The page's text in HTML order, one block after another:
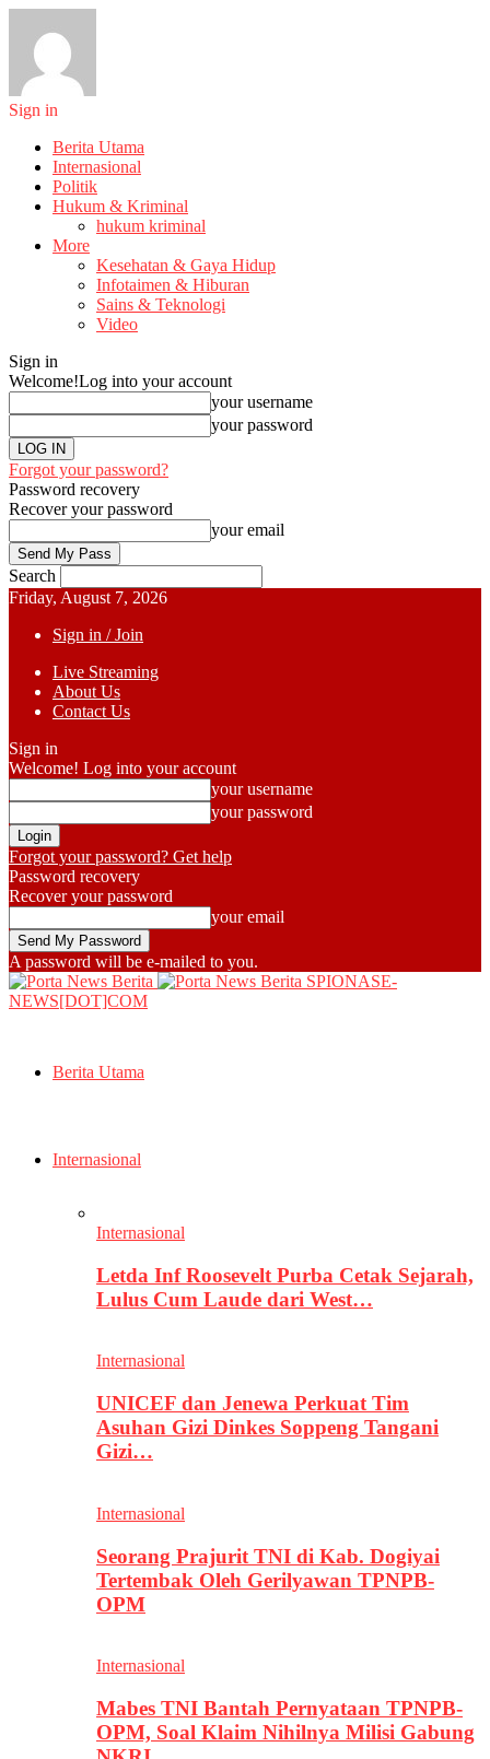
Sign in
Berita Utama
Internasional
Politik
Hukum & Kriminal
hukum kriminal
More
Kesehatan & Gaya Hidup
Infotaimen & Hiburan
Sains & Teknologi
Video
Sign in
Welcome!Log into your account
your username
your password
Forgot your password?
Password recovery
Recover your password
your email
Search
Friday, August 7, 2026
Sign in / Join
Live Streaming
About Us
Contact Us
Sign in
Welcome! Log into your account
your username
your password
Forgot your password? Get help
Password recovery
Recover your password
your email
A password will be e-mailed to you.
SPIONASE-
NEWS[DOT]COM
Berita Utama
Internasional
Internasional
Letda Inf Roosevelt Purba Cetak Sejarah,
Lulus Cum Laude dari West…
Internasional
UNICEF dan Jenewa Perkuat Tim
Asuhan Gizi Dinkes Soppeng Tangani
Gizi…
Internasional
Seorang Prajurit TNI di Kab. Dogiyai
Tertembak Oleh Gerilyawan TPNPB-
OPM
Internasional
Mabes TNI Bantah Pernyataan TPNPB-
OPM, Soal Klaim Nihilnya Milisi Gabung